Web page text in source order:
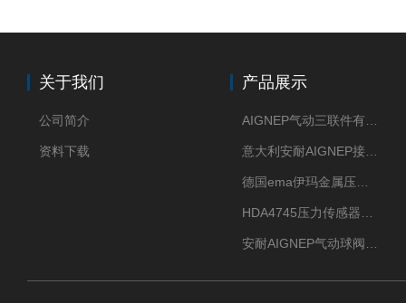
关于我们
公司简介
资料下载
产品展示